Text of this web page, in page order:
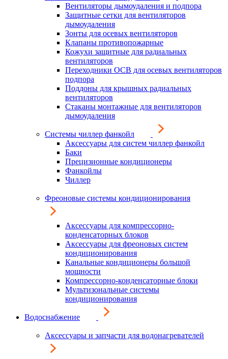
Вентиляторы дымоудаления и подпора
Защитные сетки для вентиляторов
дымоудаления
Зонты для осевых вентиляторов
Клапаны противопожарные
Кожухи защитные для радиальных
вентиляторов
Переходники ОСВ для осевых вентиляторов
подпора
Поддоны для крышных радиальных
вентиляторов
Стаканы монтажные для вентиляторов
дымоудаления
Системы чиллер фанкойл
Аксессуары для систем чиллер фанкойл
Баки
Прецизионные кондиционеры
Фанкойлы
Чиллер
Фреоновые системы кондиционирования
Аксессуары для компрессорно-
конденсаторных блоков
Аксессуары для фреоновых систем
кондиционирования
Канальные кондиционеры большой
мощности
Компрессорно-конденсаторные блоки
Мультизональные системы
кондиционирования
Водоснабжение
Аксессуары и запчасти для водонагревателей